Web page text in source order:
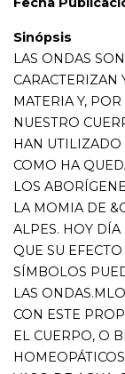
LAS ONDAS.MLOS
EL CUERPO, O
HOMEOPÁTICOS
VASO DE AGUA. SE
ANIMALES,
EN MUCHOS
INVITACIÓN AL
MÉTODO DE
MODIFICACIÓN DE
TRAVÉS DE
AGUA
HOMEOPÁTICO.
SÍMBOLOS,